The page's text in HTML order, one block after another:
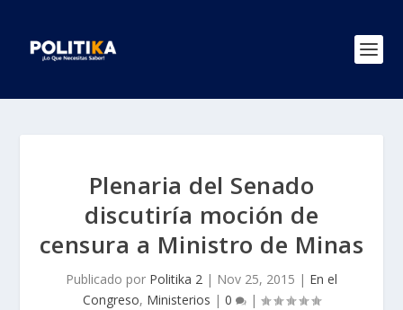
Plenaria del Senado
discutiría moción de
censura a Ministro de Minas
Publicado por Politika 2 | Nov 25, 2015 | En el
Congreso, Ministerios | 0 |